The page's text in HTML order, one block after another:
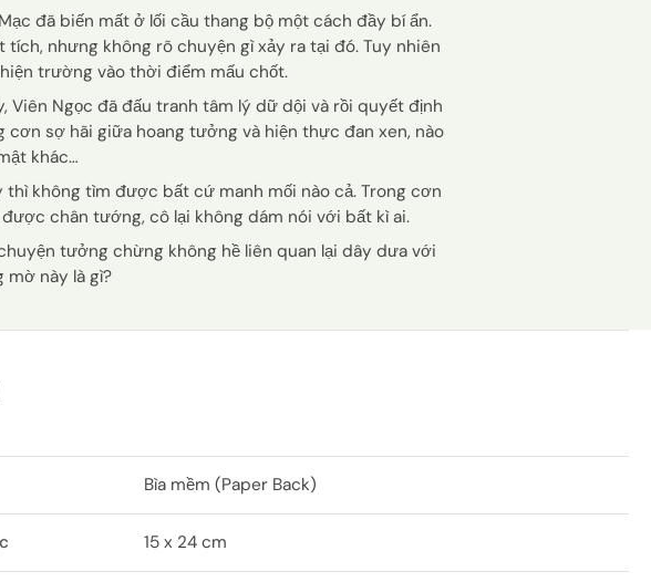
đã biến mất ở lối cầu thang bộ một cách đầy bí ẩn.
nhưng không rõ chuyện gì xảy ra tại đó. Tuy nhiên
trường vào thời điểm mấu chốt.
Viên Ngọc đã đấu tranh tâm lý dữ dội và rồi quyết định
sợ hãi giữa hoang tưởng và hiện thực đan xen, nào
khác…
không tìm được bất cứ manh mối nào cả. Trong cơn
chân tướng, cô lại không dám nói với bất kì ai.
tưởng chừng không hề liên quan lại dây dưa với
mờ này là gì?
Bìa mềm (Paper Back)
15 x 24 cm